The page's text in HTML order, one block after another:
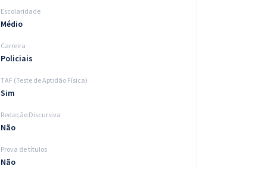
Escolaridade
Médio
Carreira
Policiais
TAF (Teste de Aptidão Física)
Sim
Redação Discursiva
Não
Prova de títulos
Não